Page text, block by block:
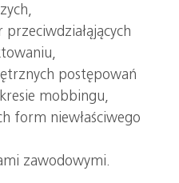
postępowań
mobbingu,
form niewłaściwego
zawodowymi.